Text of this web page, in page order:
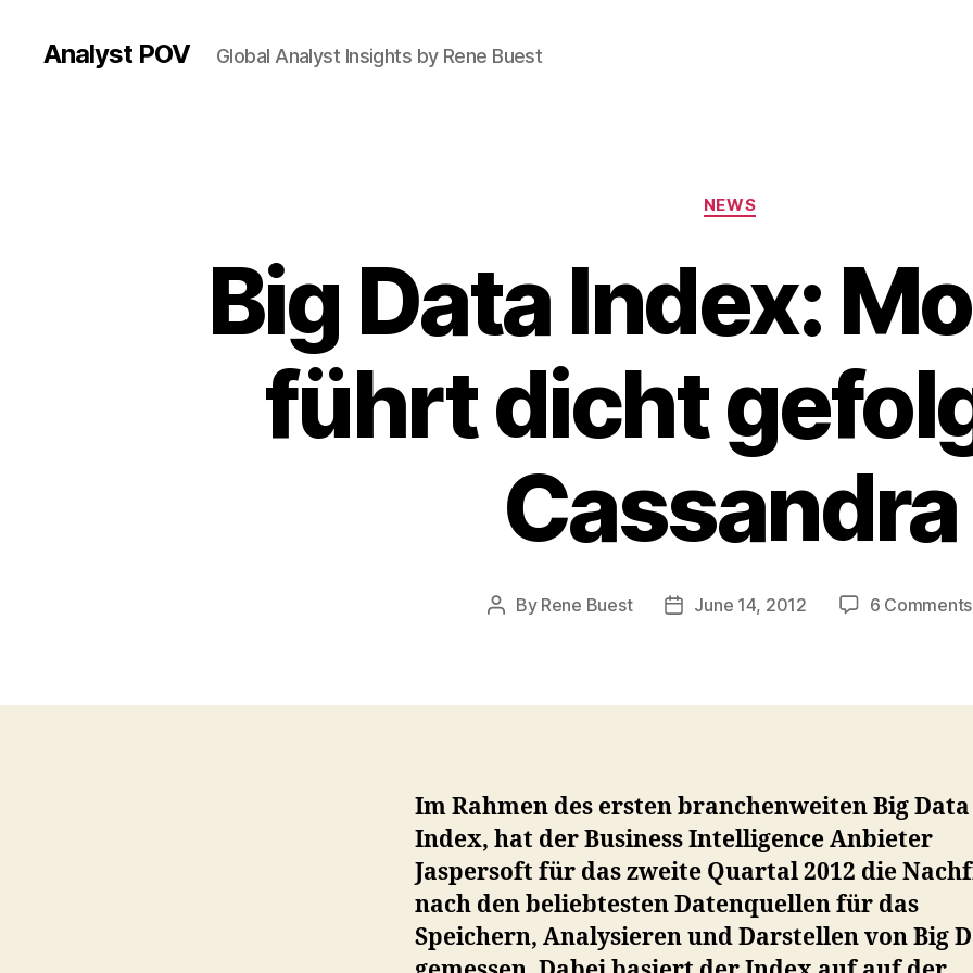
Analyst POV Global Analyst Insights by Rene Buest
Categories
NEWS
Big Data Index:
führt dicht
Cassandra
Post
By Rene Buest
PostJune 14, 2012 6 Comments
Im Rahmen des ersten branchenweiten Big Data
Index, hat der Business Intelligence Anbieter
Jaspersoft für das zweite Quartal 2012 die
nach den beliebtesten Datenquellen für das
Speichern, Analysieren und Darstellen von Big